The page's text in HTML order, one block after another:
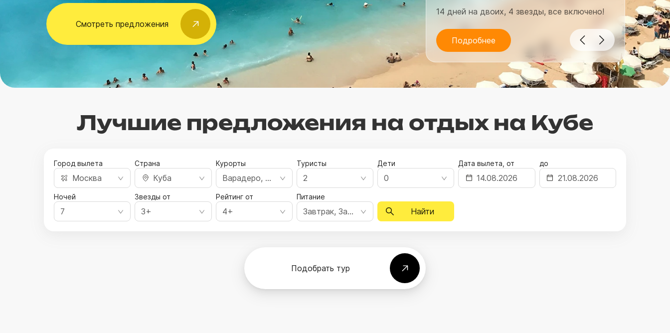
Смотреть предложения
14 дней на двоих, 4 звезды, все включено!
Подробнее
7
Лучшие предложения на отдых на Кубе
Город вылета
Москва
Страна
Куба
Курорты
Варадеро, Гавана, Ольгин
Туристы
2
Дети
0
Дата вылета, от до
Ночей
7
Звезды от
3+
Рейтинг от
4+
Питание
Завтрак, Завтрак, ужин, Полный пансион, Все включено, Ультра все включено Найти
Подобрать тур